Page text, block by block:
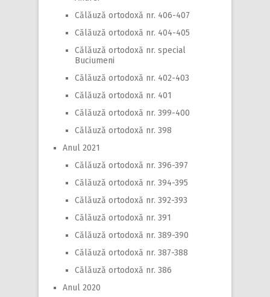
Călăuză ortodoxă nr. 406-407
Călăuză ortodoxă nr. 404-405
Călăuză ortodoxă nr. special
Buciumeni
Călăuză ortodoxă nr. 402-403
Călăuză ortodoxă nr. 401
Călăuză ortodoxă nr. 399-400
Călăuză ortodoxă nr. 398
Anul 2021
Călăuză ortodoxă nr. 396-397
Călăuză ortodoxă nr. 394-395
Călăuză ortodoxă nr. 392-393
Călăuză ortodoxă nr. 391
Călăuză ortodoxă nr. 389-390
Călăuză ortodoxă nr. 387-388
Călăuză ortodoxă nr. 386
Anul 2020